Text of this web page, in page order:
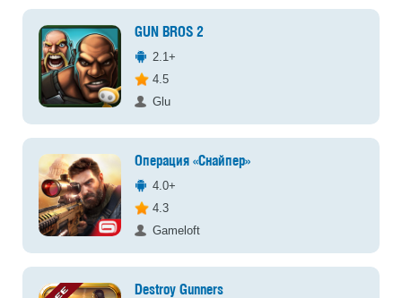
GUN BROS 2
2.1+
4.5
Glu
Операция «Снайпер»
4.0+
4.3
Gameloft
Destroy Gunners